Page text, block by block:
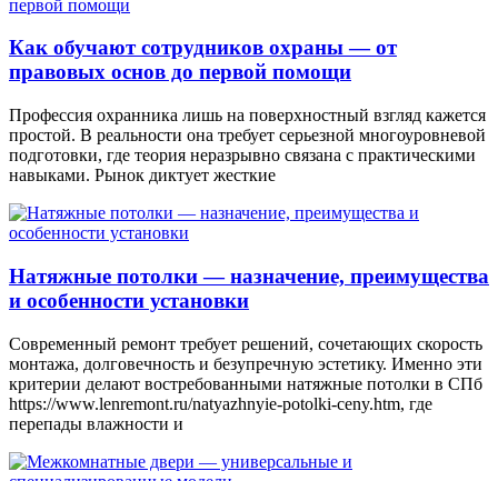
Как обучают сотрудников охраны — от
правовых основ до первой помощи
Профессия охранника лишь на поверхностный взгляд кажется
простой. В реальности она требует серьезной многоуровневой
подготовки, где теория неразрывно связана с практическими
навыками. Рынок диктует жесткие
Натяжные потолки — назначение, преимущества
и особенности установки
Современный ремонт требует решений, сочетающих скорость
монтажа, долговечность и безупречную эстетику. Именно эти
критерии делают востребованными натяжные потолки в СПб
https://www.lenremont.ru/natyazhnyie-potolki-ceny.htm, где
перепады влажности и